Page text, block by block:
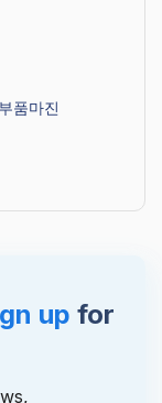
품마진
up for